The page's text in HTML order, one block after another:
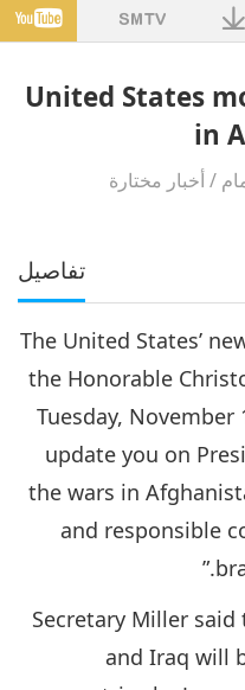
United States
in
/أخبار مختارة
تفاصيل
The United States’
the Honorable
Tuesday, November
update you on
the wars in
and responsible
Secretary Miller
and Iraq will